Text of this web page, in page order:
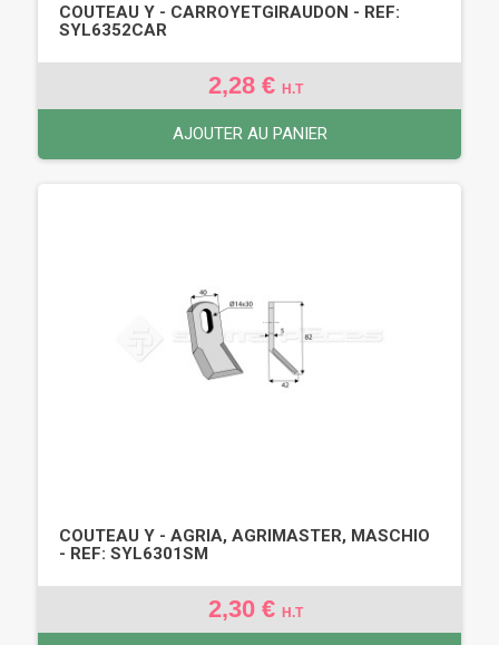
COUTEAU Y - CARROYETGIRAUDON - REF:
SYL6352CAR
2,28 € H.T
AJOUTER AU PANIER
COUTEAU Y - AGRIA, AGRIMASTER, MASCHIO
- REF: SYL6301SM
2,30 € H.T